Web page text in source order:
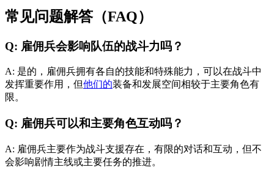
常见问题解答（FAQ）
Q: 雇佣兵会影响队伍的战斗力吗？
A: 是的，雇佣兵拥有各自的技能和特殊能力，可以在战斗中
发挥重要作用，但他们的装备和发展空间相较于主要角色有
限。
Q: 雇佣兵可以和主要角色互动吗？
A: 雇佣兵主要作为战斗支援存在，有限的对话和互动，但不
会影响剧情主线或主要任务的推进。